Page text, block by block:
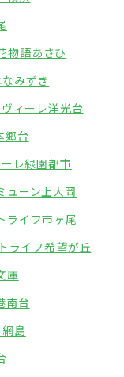
物語あさひ
みずき
ィーレ洋光台
郷台
レ緑園都市
ューン上大岡
ライフ市ヶ尾
ライフ希望が丘
庫
南台
島